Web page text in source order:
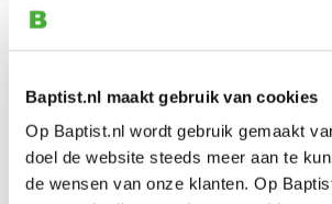
Baptist.nl maakt gebruik van cookies
Op Baptist.nl wordt gebruik gemaakt
doel de website steeds meer aan te
de wensen van onze klanten. Op
Bekijk ook
Razertip basisset voor
Artikelnummer: 24855
€ 285,00 incl. btw